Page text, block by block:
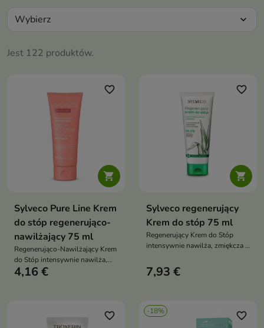
Jest 122 produktów.
Wybierz expand_more

favorite_border
Sylveco Pure Line Krem
do stóp regenerująco-
nawilżający 75 ml
Regenerująco-Nawilżający Krem
do Stóp intensywnie nawilża,
zmiękcza i wygładza skórę stóp,
4,16 €

favorite_border
Sylveco regenerujący
Krem do stóp 75 ml
Regenerujący Krem do Stóp
intensywnie nawilża, zmiękcza i
zniszczoną skórę stóp,
przywracając jej gładkość,
7,93 €
favorite_border -18% favorite_border